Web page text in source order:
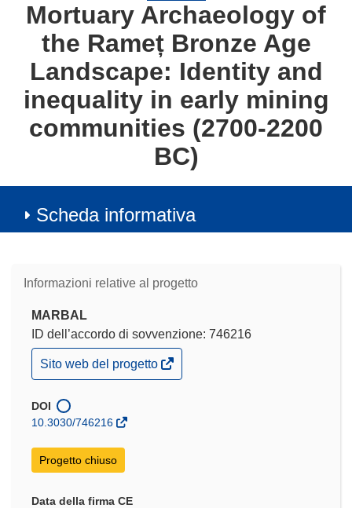
Mortuary Archaeology of
the Rameț Bronze Age
Landscape: Identity and
inequality in early mining
communities (2700-2200
BC)
Scheda informativa
Informazioni relative al progetto
MARBAL
ID dell’accordo di sovvenzione: 746216
(si
apre
una
nuova
Sito web del progetto
DOI
10.3030/746216
Progetto chiuso
Data della firma CE